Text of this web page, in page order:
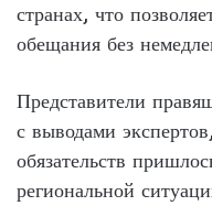
странах, что
обещания без
Представители
с выводами
обязательств
региональной